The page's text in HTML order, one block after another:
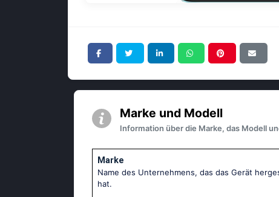
Marke und Modell
Information über die Marke, das Modell
Marke
Name des Unternehmens, das das Gerät
hat.